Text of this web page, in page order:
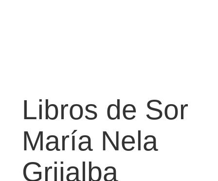
Libros de Sor
María Nela
Grijalba